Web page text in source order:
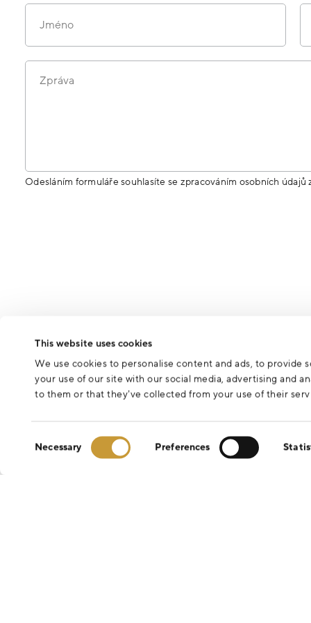
This website uses cookies
We use cookies to personalise content and ads, to provide
your use of our site with our social media, advertising and
to them or that they’ve collected from your use of their
Necessary Preferences
Jméno
Zpráva
Odesláním formuláře souhlasíte se zpracováním osobních údajů